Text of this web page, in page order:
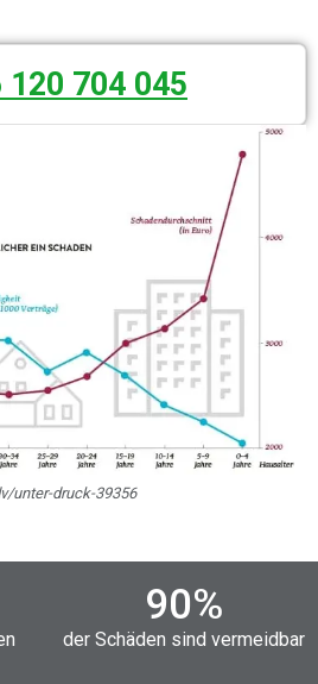
unter-druck-39356
120 704 045
90%
der Schäden sind vermeidbar